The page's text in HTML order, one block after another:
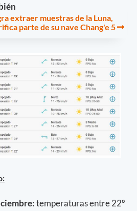
extraer muestras de la Luna,
parte de su nave Chang'e 5
temperaturas entre 22º